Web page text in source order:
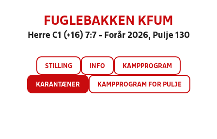
FUGLEBAKKEN KFUM
Herre C1 (+16) 7:7 - Forår 2026, Pulje 130
STILLING INFO KAMPPROGRAM
KARANTÆNER KAMPPROGRAM FOR PULJE